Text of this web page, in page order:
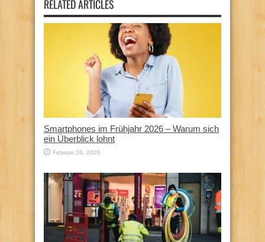
RELATED ARTICLES
Smartphones im Frühjahr 2026 – Warum sich
ein Überblick lohnt
Februar 26, 2026